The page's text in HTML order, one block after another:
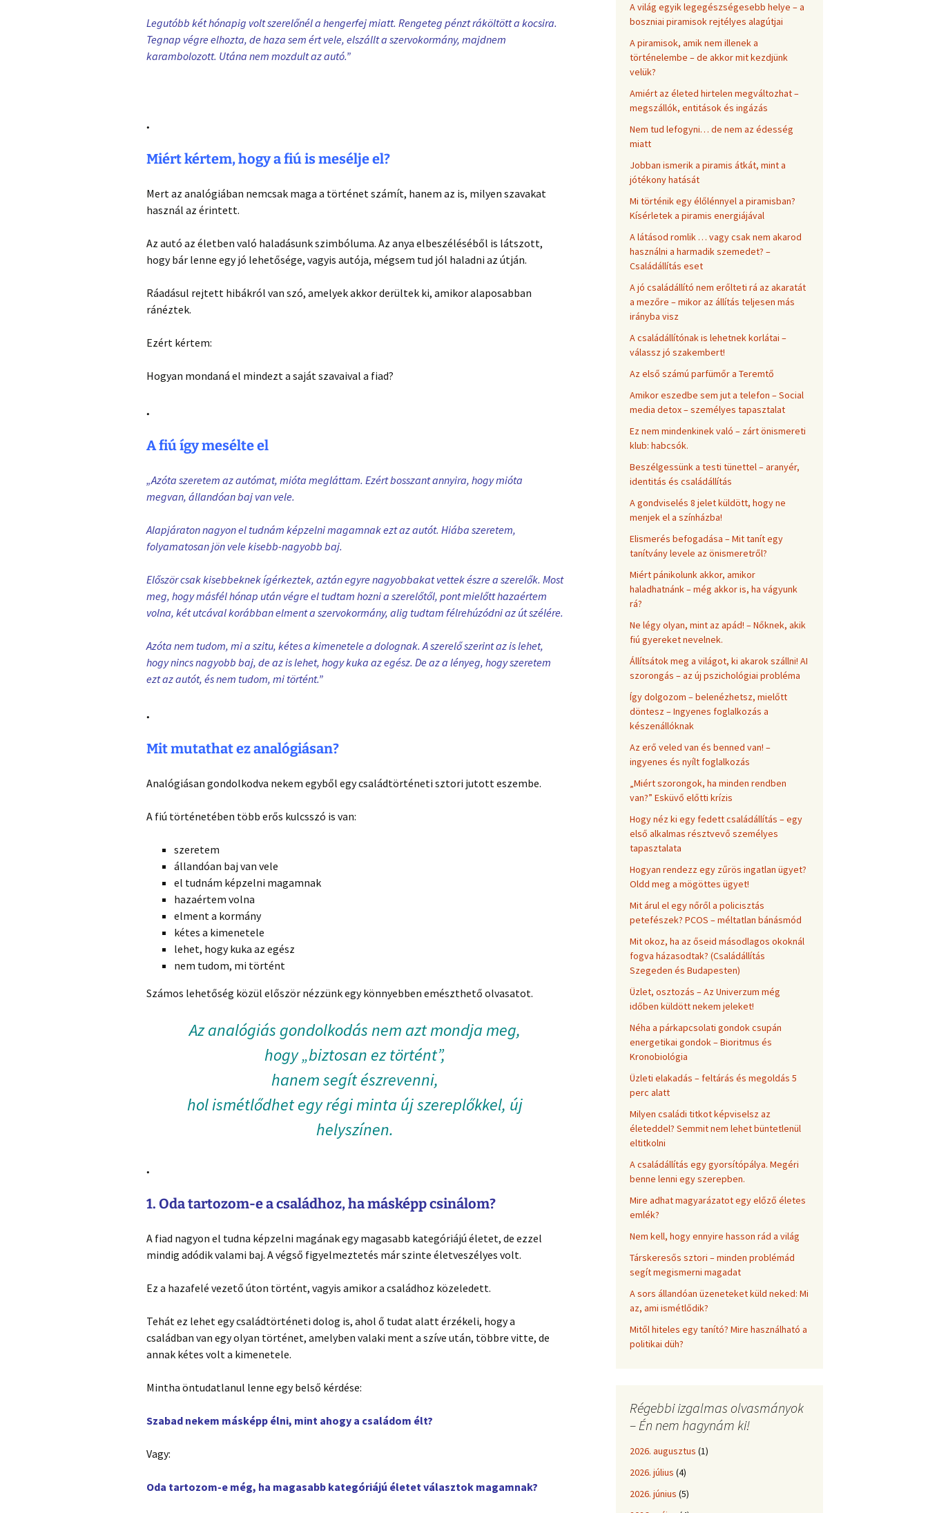
Legutóbb két hónapig volt szerelőnél a hengerfej miatt. Rengeteg pénzt ráköltött a kocsira.
Tegnap végre elhozta, de haza sem ért vele, elszállt a szervokormány, majdnem
karambolozott. Utána nem mozdult az autó.”
.
Miért kértem, hogy a fiú is mesélje el?
Mert az analógiában nemcsak maga a történet számít, hanem az is, milyen szavakat
használ az érintett.
Az autó az életben való haladásunk szimbóluma. Az anya elbeszéléséből is látszott,
hogy bár lenne egy jó lehetősége, vagyis autója, mégsem tud jól haladni az útján.
Ráadásul rejtett hibákról van szó, amelyek akkor derültek ki, amikor alaposabban
ránéztek.
Ezért kértem:
Hogyan mondaná el mindezt a saját szavaival a fiad?
.
A fiú így mesélte el
„Azóta szeretem az autómat, mióta megláttam. Ezért bosszant annyira, hogy mióta
megvan, állandóan baj van vele.
Alapjáraton nagyon el tudnám képzelni magamnak ezt az autót. Hiába szeretem,
folyamatosan jön vele kisebb-nagyobb baj.
Először csak kisebbeknek ígérkeztek, aztán egyre nagyobbakat vettek észre a szerelők. Most
meg, hogy másfél hónap után végre el tudtam hozni a szerelőtől, pont mielőtt hazaértem
volna, két utcával korábban elment a szervokormány, alig tudtam félrehúzódni az út szélére.
Azóta nem tudom, mi a szitu, kétes a kimenetele a dolognak. A szerelő szerint az is lehet,
hogy nincs nagyobb baj, de az is lehet, hogy kuka az egész. De az a lényeg, hogy szeretem
ezt az autót, és nem tudom, mi történt.”
.
Mit mutathat ez analógiásan?
Analógiásan gondolkodva nekem egyből egy családtörténeti sztori jutott eszembe.
A fiú történetében több erős kulcsszó is van:
szeretem
állandóan baj van vele
el tudnám képzelni magamnak
hazaértem volna
elment a kormány
kétes a kimenetele
lehet, hogy kuka az egész
nem tudom, mi történt
Számos lehetőség közül először nézzünk egy könnyebben emészthető olvasatot.
Az analógiás gondolkodás nem azt mondja meg,
hogy „biztosan ez történt”,
hanem segít észrevenni,
hol ismétlődhet egy régi minta új szereplőkkel, új
helyszínen.
.
1. Oda tartozom-e a családhoz, ha másképp csinálom?
A fiad nagyon el tudna képzelni magának egy magasabb kategóriájú életet, de ezzel
mindig adódik valami baj. A végső figyelmeztetés már szinte életveszélyes volt.
Ez a hazafelé vezető úton történt, vagyis amikor a családhoz közeledett.
Tehát ez lehet egy családtörténeti dolog is, ahol ő tudat alatt érzékeli, hogy a
családban van egy olyan történet, amelyben valaki ment a szíve után, többre vitte, de
annak kétes volt a kimenetele.
Mintha öntudatlanul lenne egy belső kérdése:
Szabad nekem másképp élni, mint ahogy a családom élt?
Vagy:
Oda tartozom-e még, ha magasabb kategóriájú életet választok magamnak?
A világ egyik legegészségesebb helye – a
boszniai piramisok rejtélyes alagútjai
A piramisok, amik nem illenek a
történelembe – de akkor mit kezdjünk
velük?
Amiért az életed hirtelen megváltozhat –
megszállók, entitások és ingázás
Nem tud lefogyni… de nem az édesség
miatt
Jobban ismerik a piramis átkát, mint a
jótékony hatását
Mi történik egy élőlénnyel a piramisban?
Kísérletek a piramis energiájával
A látásod romlik … vagy csak nem akarod
használni a harmadik szemedet? –
Családállítás eset
A jó családállító nem erőlteti rá az akaratát
a mezőre – mikor az állítás teljesen más
irányba visz
A családállítónak is lehetnek korlátai –
válassz jó szakembert!
Az első számú parfümőr a Teremtő
Amikor eszedbe sem jut a telefon – Social
media detox – személyes tapasztalat
Ez nem mindenkinek való – zárt önismereti
klub: habcsók.
Beszélgessünk a testi tünettel – aranyér,
identitás és családállítás
A gondviselés 8 jelet küldött, hogy ne
menjek el a színházba!
Elismerés befogadása – Mit tanít egy
tanítvány levele az önismeretről?
Miért pánikolunk akkor, amikor
haladhatnánk – még akkor is, ha vágyunk
rá?
Ne légy olyan, mint az apád! – Nőknek, akik
fiú gyereket nevelnek.
Állítsátok meg a világot, ki akarok szállni! AI
szorongás – az új pszichológiai probléma
Így dolgozom – belenézhetsz, mielőtt
döntesz – Ingyenes foglalkozás a
készenállóknak
Az erő veled van és benned van! –
ingyenes és nyílt foglalkozás
„Miért szorongok, ha minden rendben
van?” Esküvő előtti krízis
Hogy néz ki egy fedett családállítás – egy
első alkalmas résztvevő személyes
tapasztalata
Hogyan rendezz egy zűrös ingatlan ügyet?
Oldd meg a mögöttes ügyet!
Mit árul el egy nőről a policisztás
petefészek? PCOS – méltatlan bánásmód
Mit okoz, ha az őseid másodlagos okoknál
fogva házasodtak? (Családállítás
Szegeden és Budapesten)
Üzlet, osztozás – Az Univerzum még
időben küldött nekem jeleket!
Néha a párkapcsolati gondok csupán
energetikai gondok – Bioritmus és
Kronobiológia
Üzleti elakadás – feltárás és megoldás 5
perc alatt
Milyen családi titkot képviselsz az
életeddel? Semmit nem lehet büntetlenül
eltitkolni
A családállítás egy gyorsítópálya. Megéri
benne lenni egy szerepben.
Mire adhat magyarázatot egy előző életes
emlék?
Nem kell, hogy ennyire hasson rád a világ
Társkeresős sztori – minden problémád
segít megismerni magadat
A sors állandóan üzeneteket küld neked: Mi
az, ami ismétlődik?
Mitől hiteles egy tanító? Mire használható a
politikai düh?
Régebbi izgalmas olvasmányok
– Én nem hagynám ki!
2026. augusztus (1)
2026. július (4)
2026. június (5)